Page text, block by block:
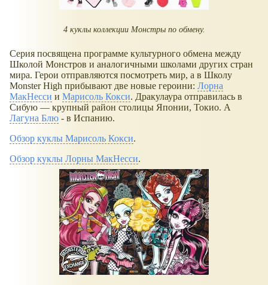
4 куклы коллекции Монстры по обмену.
Серия посвящена программе культурного обмена между
Школой Монстров и аналогичными школами других стран
мира. Герои отправляются посмотреть мир, а в Школу
Monster High прибывают две новые героини: Лорна
МакНесси и Марисоль Кокси. Дракулаура отправилась в
Сибую — крупный район столицы Японии, Токио. А
Лагуна Блю - в Испанию.
Обзор куклы Марисоль Кокси.
Обзор куклы Лорны МакНесси.